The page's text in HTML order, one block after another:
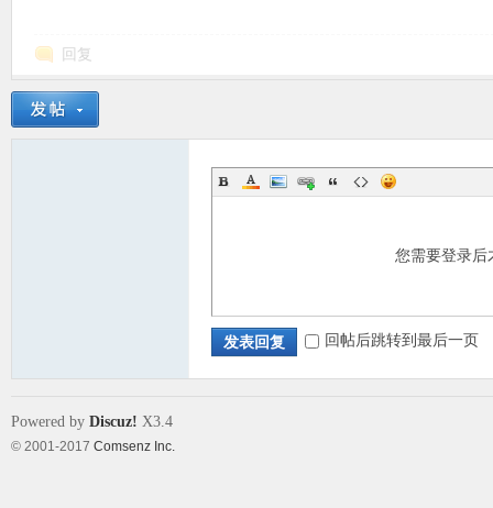
回复
您需要登录
发表回复 回帖后跳转到最后一页
Powered by Discuz! X3.4
© 2001-2017 Comsenz Inc.